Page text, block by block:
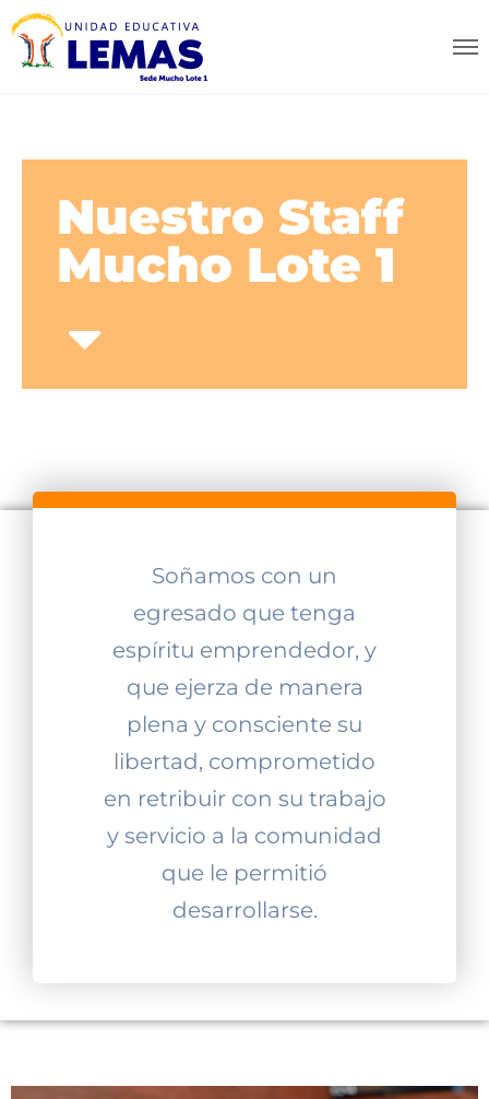
Nuestro Staff
Mucho Lote 1
Soñamos con un
egresado que tenga
espíritu emprendedor, y
que ejerza de manera
plena y consciente su
libertad, comprometido
en retribuir con su trabajo
y servicio a la comunidad
que le permitió
desarrollarse.